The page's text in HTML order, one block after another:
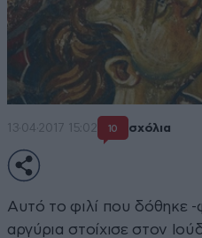
13·04·2017 15:02 10 σχόλια
Αυτό το φιλί που δόθηκε -
αργύρια στοίχισε στον